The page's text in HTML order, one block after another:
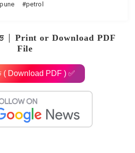
pune petrol
| Print or Download PDF
File
( Download PDF ) ✅